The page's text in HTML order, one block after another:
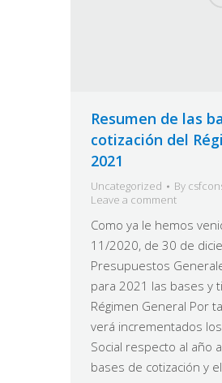
Resumen de las
cotización del
2021
Uncategorized By
Leave a comment
Como ya le hemos
11/2020, de 30 de
Presupuestos
para 2021 las bases y
Régimen General Por
verá incrementados
Social respecto al año
bases de cotización y